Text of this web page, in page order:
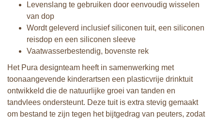
Levenslang te gebruiken door eenvoudig wisselen
van dop
Wordt geleverd inclusief siliconen tuit, een siliconen
reisdop en een siliconen sleeve
Vaatwasserbestendig, bovenste rek
Het Pura designteam heeft in samenwerking met
toonaangevende kinderartsen een plasticvrije drinktuit
ontwikkeld die de natuurlijke groei van tanden en
tandvlees ondersteunt. Deze tuit is extra stevig gemaakt
om bestand te zijn tegen het bijtgedrag van peuters, zodat